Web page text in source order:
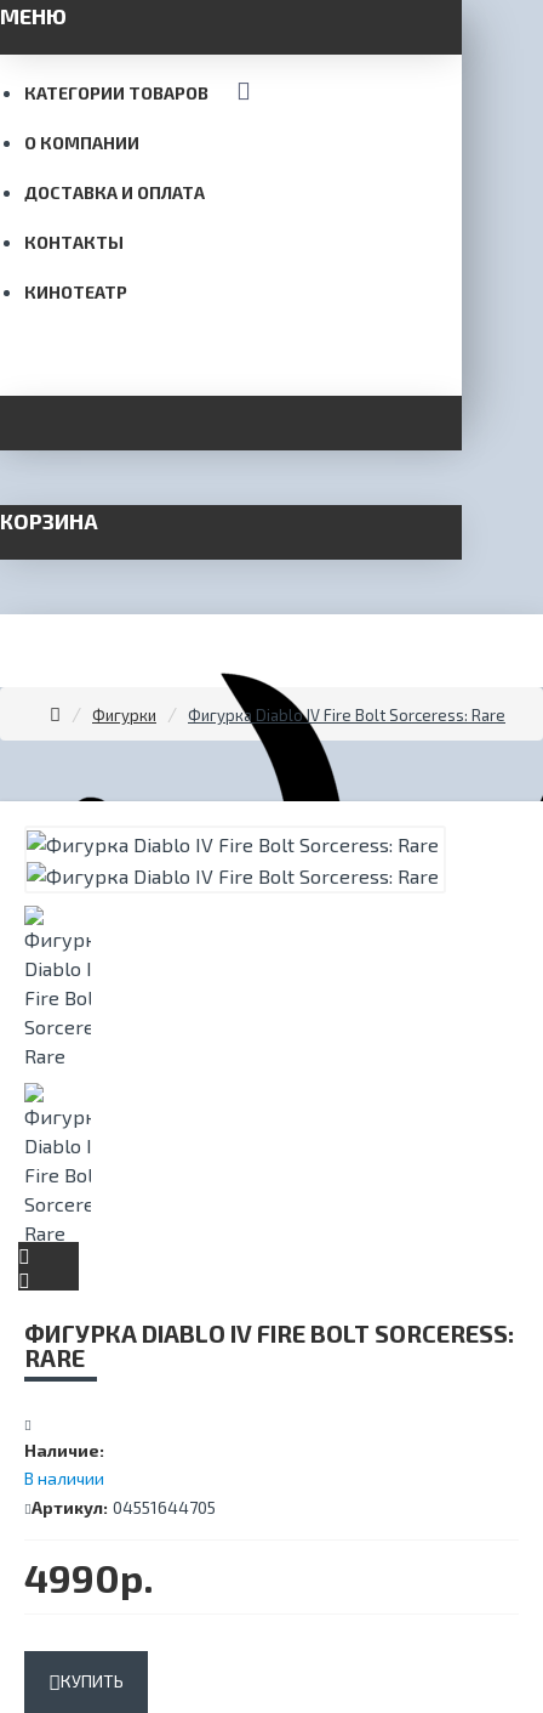
МЕНЮ
КАТЕГОРИИ ТОВАРОВ
О КОМПАНИИ
ДОСТАВКА И ОПЛАТА
КОНТАКТЫ
КИНОТЕАТР
КОРЗИНА
Menu
Фигурки Фигурка Diablo IV Fire Bolt Sorceress: Rare
ФИГУРКА DIABLO IV FIRE BOLT SORCERESS:
RARE
Наличие:
В наличии
Артикул: 04551644705
4990р.
КУПИТЬ